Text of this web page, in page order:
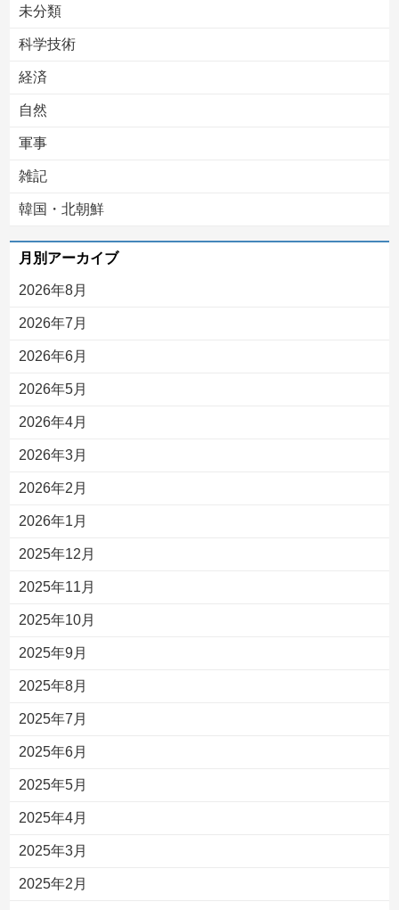
未分類
科学技術
経済
自然
軍事
雑記
韓国・北朝鮮
月別アーカイブ
2026年8月
2026年7月
2026年6月
2026年5月
2026年4月
2026年3月
2026年2月
2026年1月
2025年12月
2025年11月
2025年10月
2025年9月
2025年8月
2025年7月
2025年6月
2025年5月
2025年4月
2025年3月
2025年2月